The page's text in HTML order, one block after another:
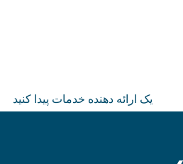
یک ارائه دهنده خدمات پیدا کنید